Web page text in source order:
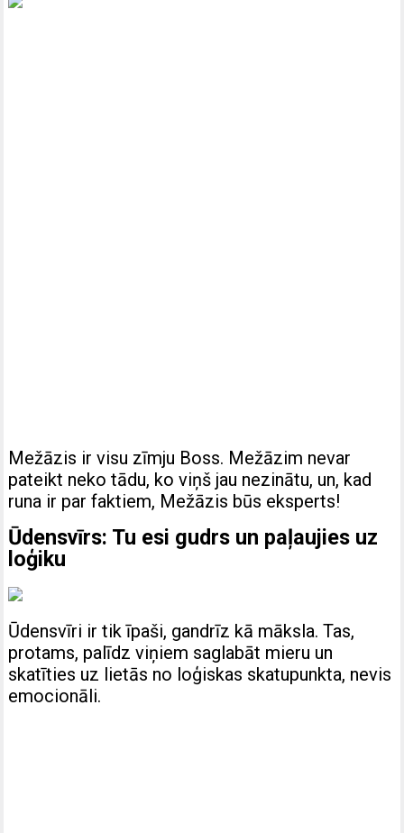
Mežāzis ir visu zīmju Boss. Mežāzim nevar
pateikt neko tādu, ko viņš jau nezinātu, un, kad
runa ir par faktiem, Mežāzis būs eksperts!
Ūdensvīrs: Tu esi gudrs un paļaujies uz
loģiku
Ūdensvīri ir tik īpaši, gandrīz kā māksla. Tas,
protams, palīdz viņiem saglabāt mieru un
skatīties uz lietās no loģiskas skatupunkta, nevis
emocionāli.